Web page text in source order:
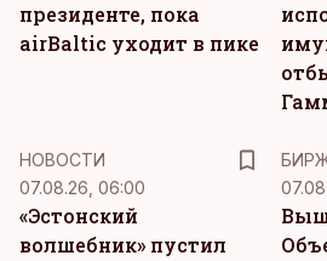
президенте, пока
airBaltic уходит в пике
НОВОСТИ
07.08.26, 06:00
«Эстонский
волшебник» пустил